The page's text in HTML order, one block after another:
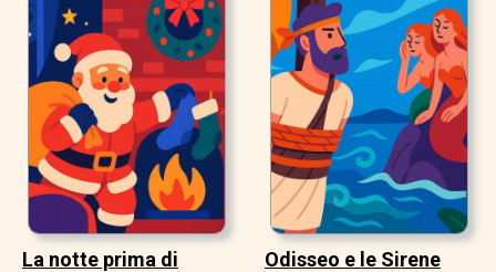
La notte prima di
Odisseo e le Sirene